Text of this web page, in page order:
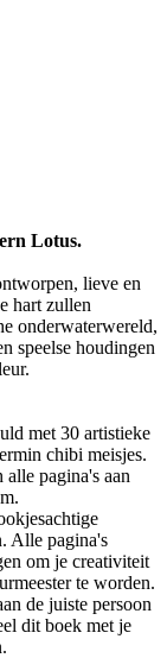
Lotus.
lieve en
hart zullen
onderwaterwereld,
speelse houdingen
met 30 artistieke
chibi meisjes.
pagina's aan
Alle pagina's
om je creativiteit
te worden.
de juiste persoon
dit boek met je